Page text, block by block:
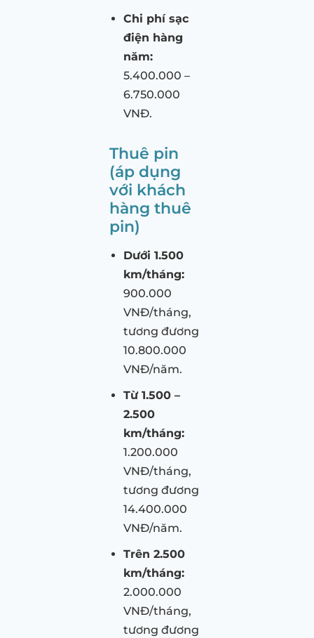
Chi phí sạc
điện hàng
năm:
5.400.000 –
6.750.000
VNĐ.
Thuê pin
(áp dụng
với khách
hàng thuê
pin)
Dưới 1.500
km/tháng:
900.000
VNĐ/tháng,
tương đương
10.800.000
VNĐ/năm.
Từ 1.500 –
2.500
km/tháng:
1.200.000
VNĐ/tháng,
tương đương
14.400.000
VNĐ/năm.
Trên 2.500
km/tháng:
2.000.000
VNĐ/tháng,
tương đương